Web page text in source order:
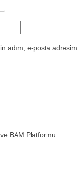
adım, e-posta adresim
BAM Platformu